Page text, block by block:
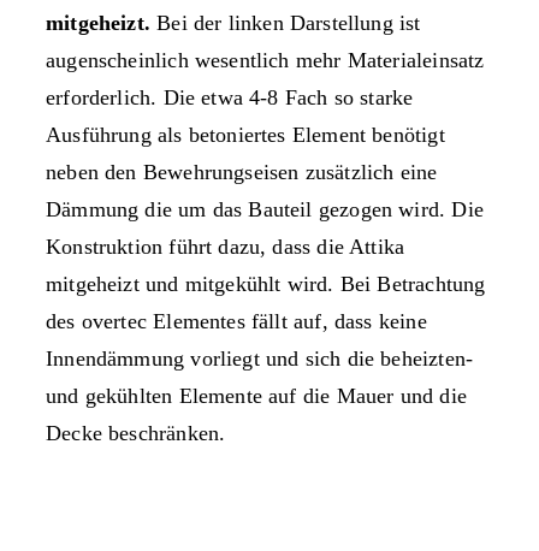
mitgeheizt. Bei der linken Darstellung ist
augenscheinlich wesentlich mehr Materialeinsatz
erforderlich. Die etwa 4-8 Fach so starke
Ausführung als betoniertes Element benötigt
neben den Bewehrungseisen zusätzlich eine
Dämmung die um das Bauteil gezogen wird. Die
Konstruktion führt dazu, dass die Attika
mitgeheizt und mitgekühlt wird. Bei Betrachtung
des overtec Elementes fällt auf, dass keine
Innendämmung vorliegt und sich die beheizten-
und gekühlten Elemente auf die Mauer und die
Decke beschränken.